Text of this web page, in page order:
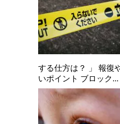
する仕方は？ 」 報復
いポイント ブロック...